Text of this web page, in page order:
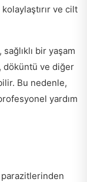
ve cilt
bir yaşam
döküntü ve diğer
Bu nedenle,
yardım